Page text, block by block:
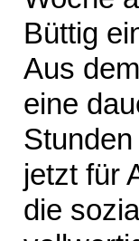
Büttig
Aus
eine
jetzt für
die